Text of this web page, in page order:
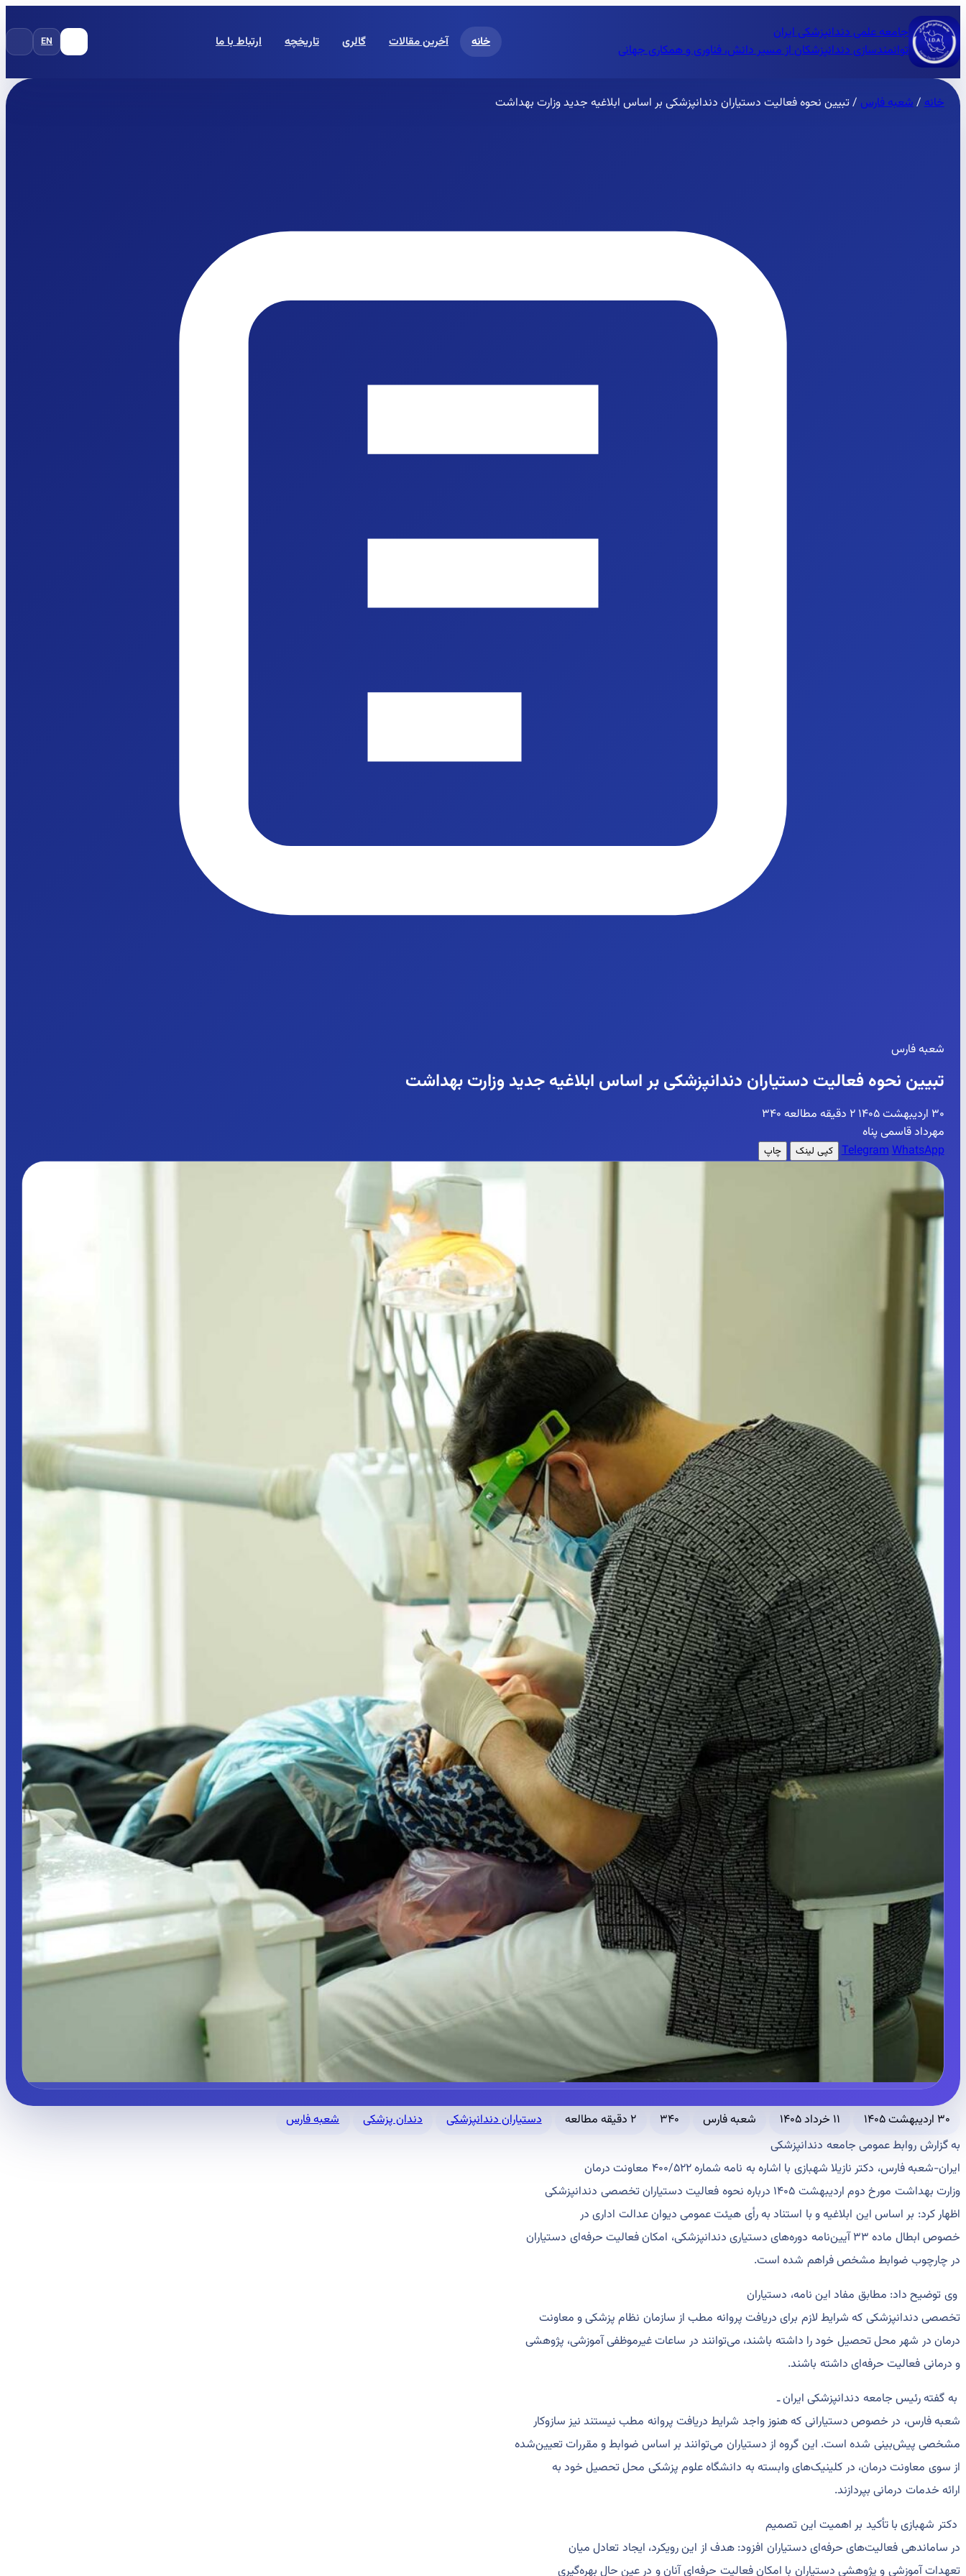
جامعه علمی دندانپزشکی ایران
توانمندسازی دندانپزشکان از مسیر دانش، فناوری و همکاری جهانی
خانه آخرین مقالات گالری تاریخچه ارتباط با ما EN
خانه/شعبه فارس /تبیین نحوه فعالیت دستیاران دندانپزشکی بر اساس ابلاغیه جدید وزارت بهداشت
شعبه فارس
تبیین نحوه فعالیت دستیاران دندانپزشکی بر اساس ابلاغیه جدید وزارت بهداشت
۳۰ اردیبهشت ۱۴۰۵ ۲ دقیقه مطالعه
۳۴۰
مهرداد قاسمی پناه
TelegramWhatsApp کپی لینک چاپ
۳۰ اردیبهشت ۱۴۰۵ ۱۱ خرداد ۱۴۰۵ شعبه فارس ۳۴۰ ۲ دقیقه مطالعه دستیاران دندانپزشکی دندان پزشکی
شعبه فارس
به گزارش روابط عمومی جامعه دندانپزشکی
ایران-شعبه فارس، دکتر نازیلا شهبازی با اشاره به نامه شماره ۴۰۰/۵۲۲ معاونت درمان
وزارت بهداشت مورخ دوم اردیبهشت ۱۴۰۵ درباره نحوه فعالیت دستیاران تخصصی دندانپزشکی
اظهار کرد: بر اساس این ابلاغیه و با استناد به رأی هیئت عمومی دیوان عدالت اداری در
خصوص ابطال ماده ۳۳ آیین‌نامه دوره‌های دستیاری دندانپزشکی، امکان فعالیت حرفه‌ای دستیاران
در چارچوب ضوابط مشخص فراهم شده است.
وی توضیح داد: مطابق مفاد این نامه، دستیاران
تخصصی دندانپزشکی که شرایط لازم برای دریافت پروانه مطب از سازمان نظام پزشکی و معاونت
درمان در شهر محل تحصیل خود را داشته باشند، می‌توانند در ساعات غیرموظفی آموزشی، پژوهشی
و درمانی فعالیت حرفه‌ای داشته باشند.
به گفته رئیس جامعه دندانپزشکی ایران ـ
شعبه فارس، در خصوص دستیارانی که هنوز واجد شرایط دریافت پروانه مطب نیستند نیز سازوکار
مشخصی پیش‌بینی شده است. این گروه از دستیاران می‌توانند بر اساس ضوابط و مقررات تعیین‌شده
از سوی معاونت درمان، در کلینیک‌های وابسته به دانشگاه علوم پزشکی محل تحصیل خود به
ارائه خدمات درمانی بپردازند.
دکتر شهبازی با تأکید بر اهمیت این تصمیم
در ساماندهی فعالیت‌های حرفه‌ای دستیاران افزود: هدف از این رویکرد، ایجاد تعادل میان
تعهدات آموزشی و پژوهشی دستیاران با امکان فعالیت حرفه‌ای آنان و در عین حال بهره‌گیری